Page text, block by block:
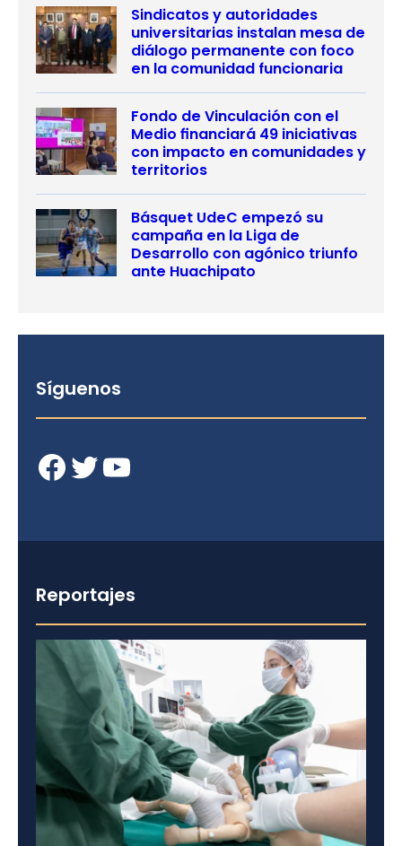
Sindicatos y autoridades
universitarias instalan mesa de
diálogo permanente con foco
en la comunidad funcionaria
Fondo de Vinculación con el
Medio financiará 49 iniciativas
con impacto en comunidades y
territorios
Básquet UdeC empezó su
campaña en la Liga de
Desarrollo con agónico triunfo
ante Huachipato
Síguenos
Facebook Twitter YouTube
Reportajes